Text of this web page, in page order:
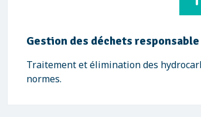
Gestion des déchets responsable
Traitement et élimination des
normes.